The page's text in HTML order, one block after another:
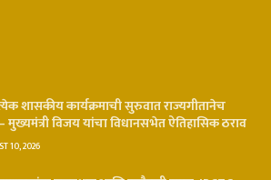
शासकीय कार्यक्रमाची सुरुवात राज्यगीतानेच
मुख्यमंत्री विजय यांचा विधानसभेत ऐतिहासिक ठराव
10, 2026